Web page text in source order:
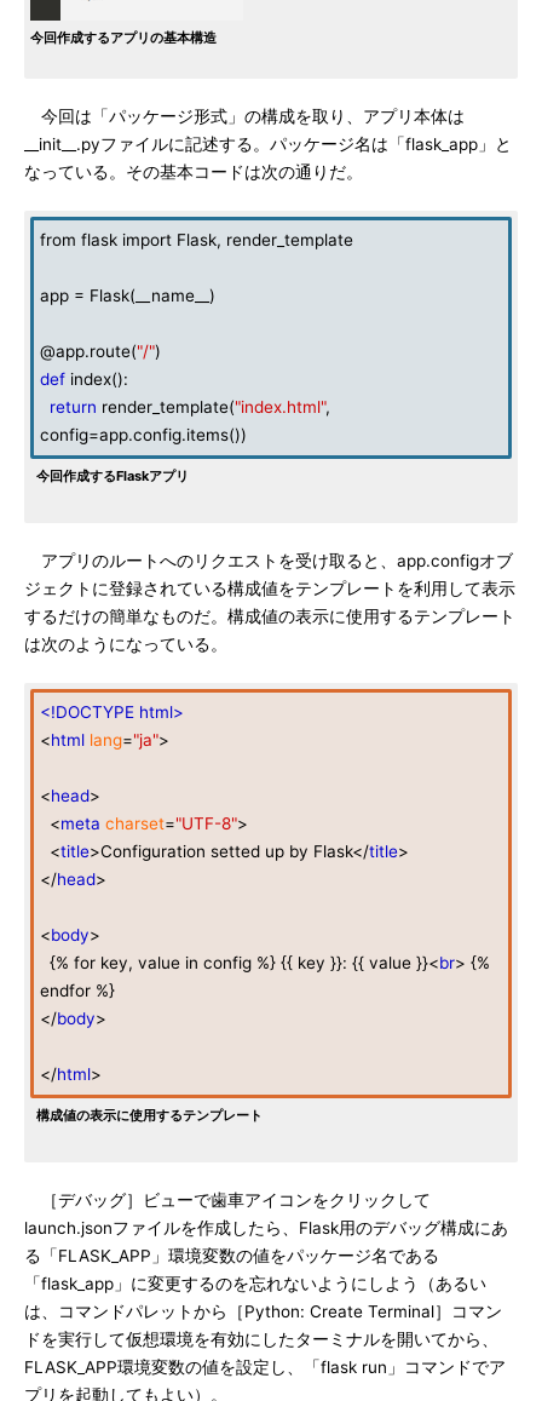
今回作成するアプリの基本構造
今回は「パッケージ形式」の構成を取り、アプリ本体は
__init__.pyファイルに記述する。パッケージ名は「flask_app」と
なっている。その基本コードは次の通りだ。
from flask import Flask, render_template
app = Flask(__name__)
@app.route("/")
def index():
return render_template("index.html",
config=app.config.items())
今回作成するFlaskアプリ
アプリのルートへのリクエストを受け取ると、app.configオブ
ジェクトに登録されている構成値をテンプレートを利用して表示
するだけの簡単なものだ。構成値の表示に使用するテンプレート
は次のようになっている。
<!DOCTYPE html>
<html lang="ja">
<head>
<meta charset="UTF-8">
<title>Configuration setted up by Flask</title>
</head>
<body>
{% for key, value in config %} {{ key }}: {{ value }}<br> {%
endfor %}
</body>
</html>
構成値の表示に使用するテンプレート
［デバッグ］ビューで歯車アイコンをクリックして
launch.jsonファイルを作成したら、Flask用のデバッグ構成にあ
る「FLASK_APP」環境変数の値をパッケージ名である
「flask_app」に変更するのを忘れないようにしよう（あるい
は、コマンドパレットから［Python: Create Terminal］コマン
ドを実行して仮想環境を有効にしたターミナルを開いてから、
FLASK_APP環境変数の値を設定し、「flask run」コマンドでア
プリを起動してもよい）。